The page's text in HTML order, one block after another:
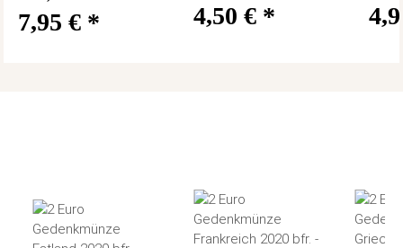
7,95 € * 4,50 € *